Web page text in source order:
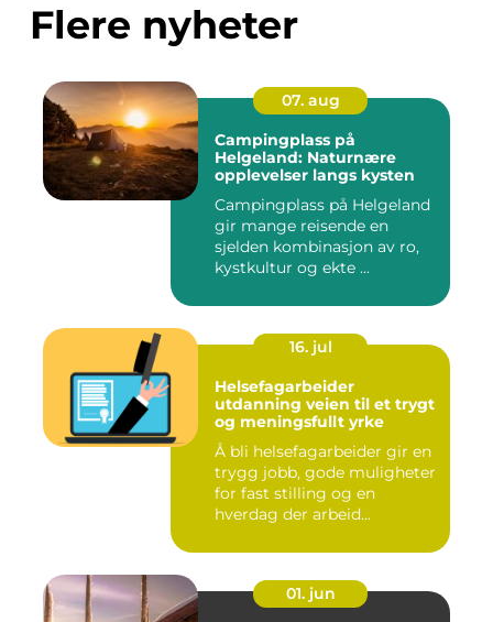
Flere nyheter
07. aug
Campingplass på
Helgeland: Naturnære
opplevelser langs kysten
Campingplass på Helgeland
gir mange reisende en
sjelden kombinasjon av ro,
kystkultur og ekte ...
16. jul
Helsefagarbeider
utdanning veien til et trygt
og meningsfullt yrke
Å bli helsefagarbeider gir en
trygg jobb, gode muligheter
for fast stilling og en
hverdag der arbeid...
01. jun